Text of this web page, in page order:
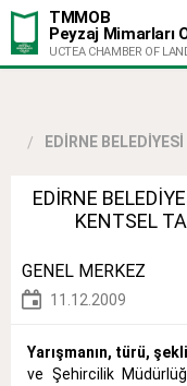
TMMOB
Peyzaj Mimarları
UCTEA CHAMBER OF
EDİRNE
EDİRNE
KENTSEL
GENEL MERKEZ
11.12.2009
Yarışmanın, türü,
ve Şehircilik